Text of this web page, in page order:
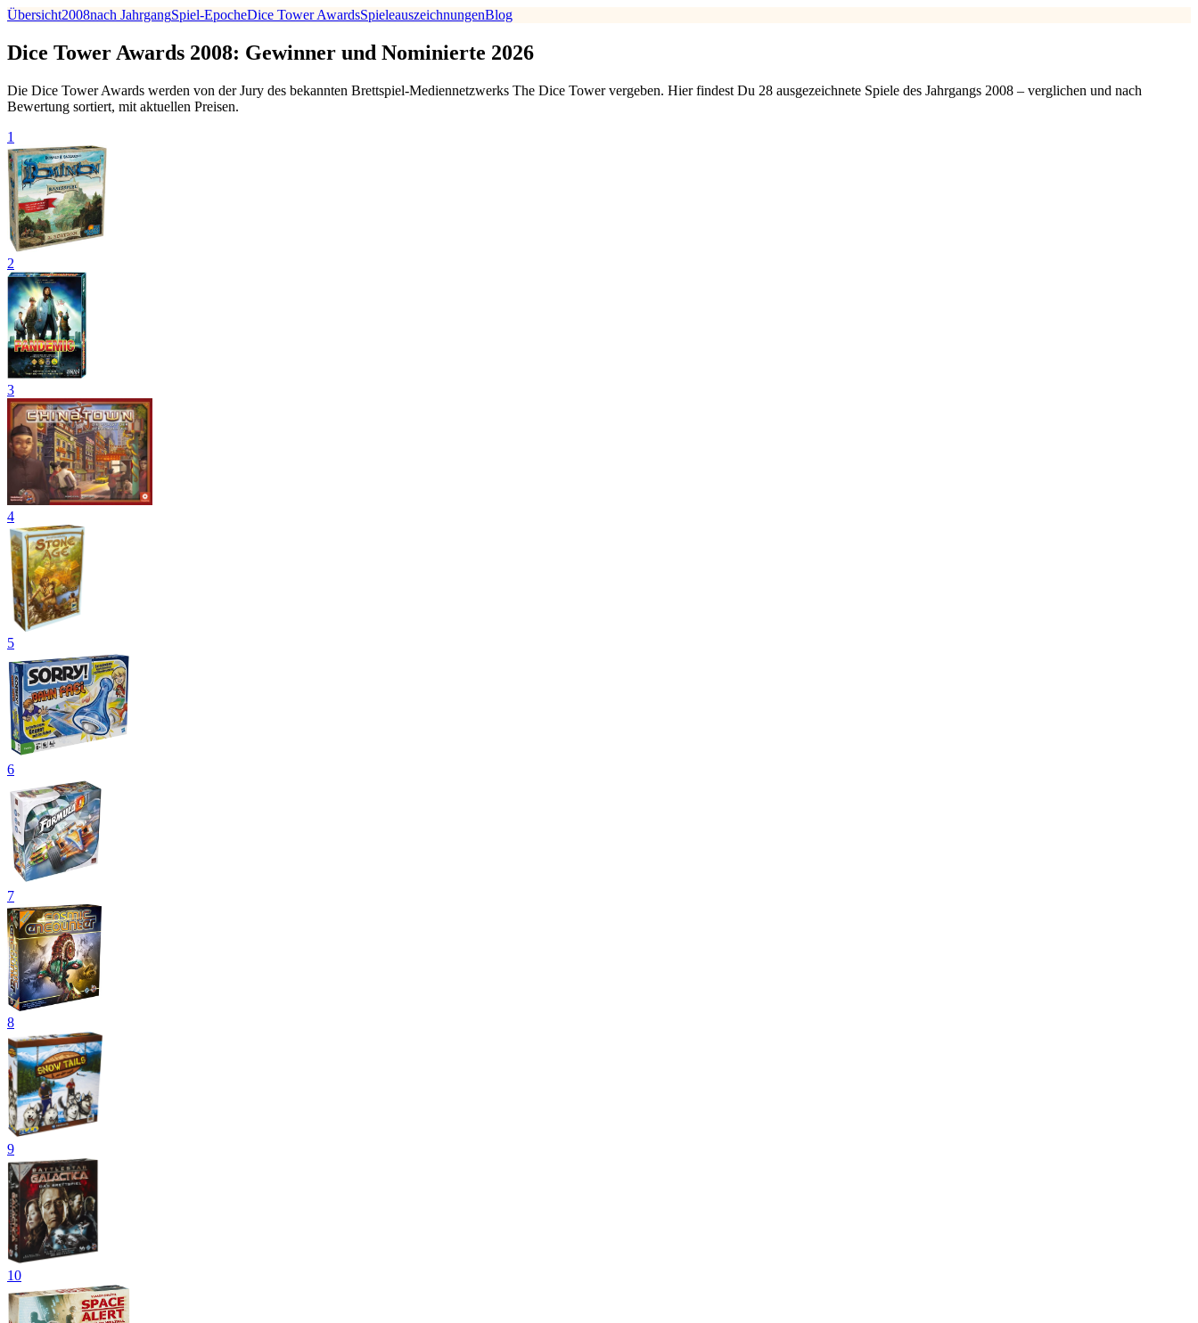
Übersicht2008nach JahrgangSpiel-EpocheDice Tower AwardsSpieleauszeichnungenBlog
Dice Tower Awards 2008: Gewinner und Nominierte 2026
Die Dice Tower Awards werden von der Jury des bekannten Brettspiel-Mediennetzwerks The Dice Tower vergeben. Hier findest Du 28 ausgezeichnete Spiele des Jahrgangs 2008 – verglichen und nach
Bewertung sortiert, mit aktuellen Preisen.
1
2
3
4
5
6
7
8
9
10